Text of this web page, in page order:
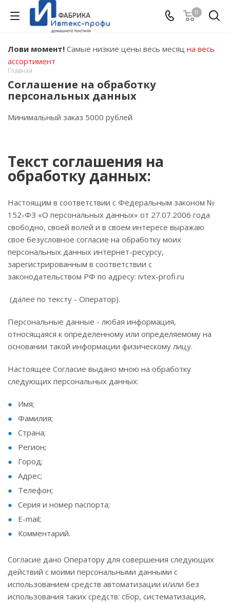
0
Лови момент! Самые низкие цены весь месяц на весь
ассортимент
Главная
Соглашение на обработку
персональных данных
Минимальный заказ 5000 рублей
Текст соглашения на
обработку данных:
Настоящим в соответствии с Федеральным законом №
152-ФЗ «О персональных данных» от 27.07.2006 года
свободно, своей волей и в своем интересе выражаю
свое безусловное согласие на обработку моих
персональных данных интернет-ресурсу,
зарегистрированным в соответствии с
законодательством РФ по адресу: ivtex-profi.ru
(далее по тексту - Оператор).
Персональные данные - любая информация,
относящаяся к определенному или определяемому на
основании такой информации физическому лицу.
Настоящее Согласие выдано мною на обработку
следующих персональных данных:
Имя;
Фамилия;
Страна;
Регион;
Город;
Адрес;
Телефон;
Серия и номер паспорта;
E-mail;
Комментарий.
Согласие дано Оператору для совершения следующих
действий с моими персональными данными с
использованием средств автоматизации и/или без
использования таких средств: сбор, систематизация,